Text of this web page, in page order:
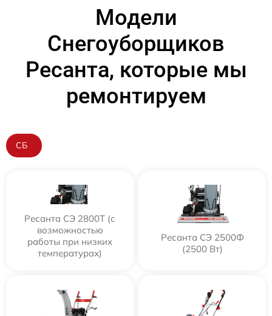
Модели
Снегоуборщиков
Ресанта, которые мы
ремонтируем
СБ
Ресанта СЭ 2800Т (с
возможностью
работы при низких
температурах)
Ресанта СЭ 2500Ф
(2500 Вт)